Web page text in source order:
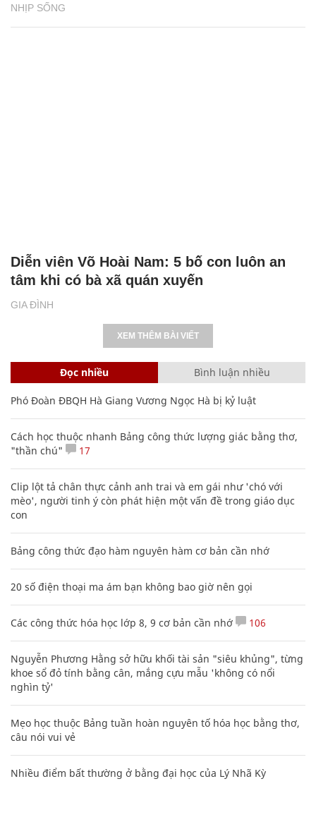
NHỊP SỐNG
GIA ĐÌNH
Diễn viên Võ Hoài Nam: 5 bố con luôn an
tâm khi có bà xã quán xuyến
XEM THÊM BÀI VIẾT
Đọc nhiều Bình luận nhiều
Phó Đoàn ĐBQH Hà Giang Vương Ngọc Hà bị kỷ luật
Cách học thuộc nhanh Bảng công thức lượng giác bằng thơ,
"thần chú"
17
Clip lột tả chân thực cảnh anh trai và em gái như 'chó với
mèo', người tinh ý còn phát hiện một vấn đề trong giáo dục
con
Bảng công thức đạo hàm nguyên hàm cơ bản cần nhớ
20 số điện thoại ma ám bạn không bao giờ nên gọi
Các công thức hóa học lớp 8, 9 cơ bản cần nhớ 106
Nguyễn Phương Hằng sở hữu khối tài sản "siêu khủng", từng
khoe sổ đỏ tính bằng cân, mắng cựu mẫu 'không có nổi
nghìn tỷ'
Mẹo học thuộc Bảng tuần hoàn nguyên tố hóa học bằng thơ,
câu nói vui vẻ
Nhiều điểm bất thường ở bằng đại học của Lý Nhã Kỳ